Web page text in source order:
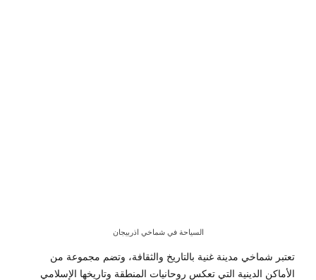
السياحة في شماخي اذربيجان
تعتبر شماخي مدينة غنية بالتاريخ والثقافة، وتضم مجموعة من
الأماكن الدينية التي تعكس روحانيات المنطقة وتاريخها الإسلامي